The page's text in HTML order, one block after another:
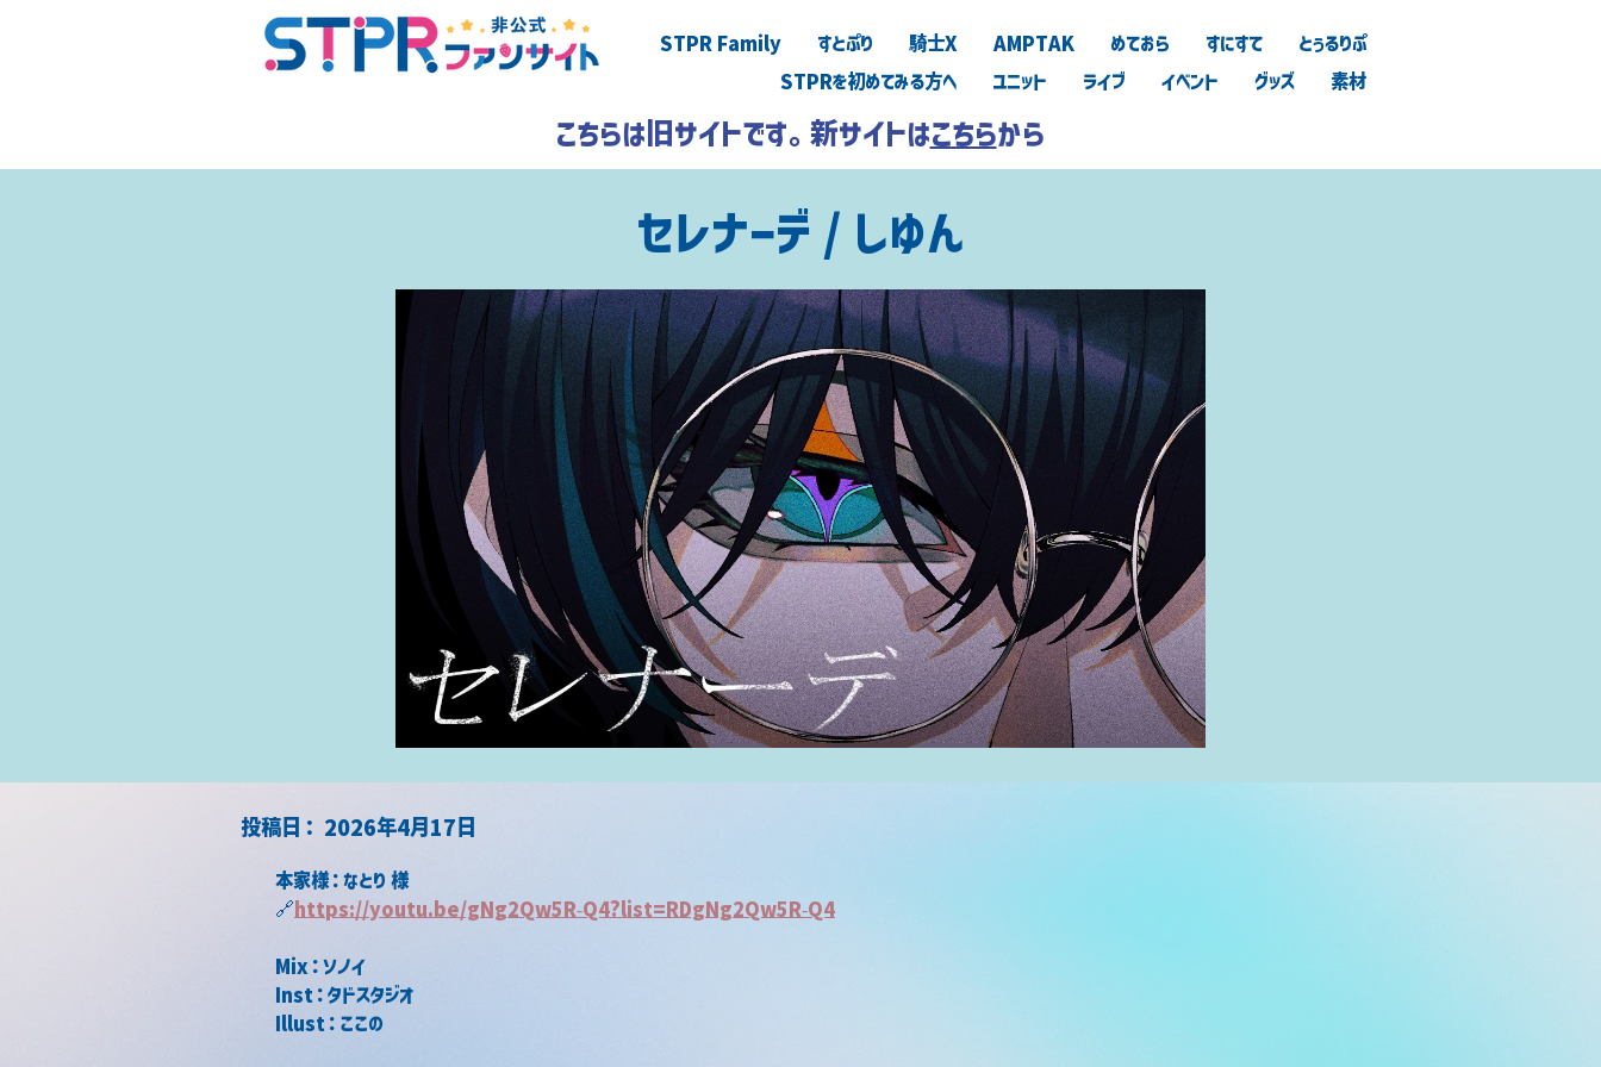
STPR Family すとぷり 騎士X AMPTAK めておら すにすて
とぅるりぷ
STPRを初めてみる方へ
ユニット ライブ イベント グッズ 素材
こちらは旧サイトです。新サイトはこちらから
セレナーデ / しゆん
2026年4月17日
​投稿日：
本家様：なとり 様
🔗https://youtu.be/gNg2Qw5R-Q4?list=RDgNg2Qw5R-Q4
Mix：ソノイ
Inst：タドスタジオ
Illust：ここの